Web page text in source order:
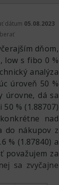
dátum 05.08.2023
dňom,
low s fibo 0 %
analýza
úroveň 50 %
úrovne, dá sa
% (1.88707)
nad
do nákupov z
% (1.87840) a
považujem za
sa zvyčajne